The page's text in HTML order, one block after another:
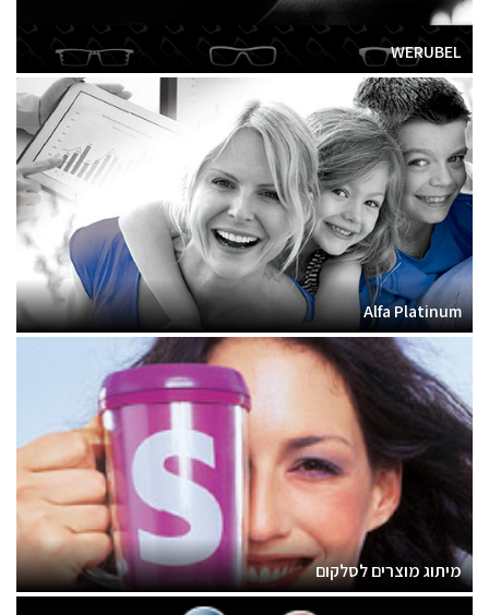
WERUBEL
Alfa Platinum
מיתוג מוצרים לסלקום